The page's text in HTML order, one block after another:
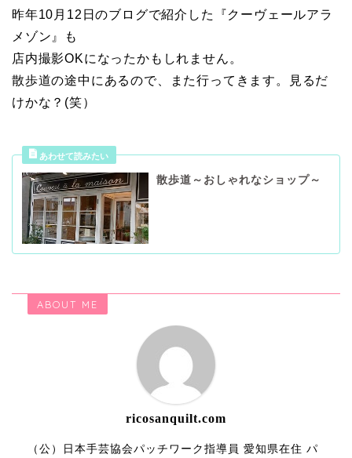
昨年10月12日のブログで紹介した『クーヴェールアラ
メゾン』も
店内撮影OKになったかもしれません。
散歩道の途中にあるので、また行ってきます。見るだ
けかな？(笑）
散歩道～おしゃれなショップ～
ABOUT ME
ricosanquilt.com
（公）日本手芸協会パッチワーク指導員 愛知県在住 パ